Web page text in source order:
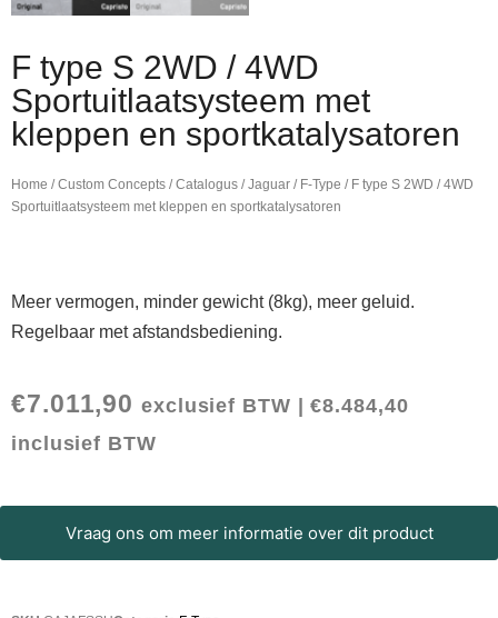
F type S 2WD / 4WD
Sportuitlaatsysteem met
kleppen en sportkatalysatoren
Home /Custom Concepts /Catalogus /Jaguar / F-Type / F type S 2WD / 4WD
Sportuitlaatsysteem met kleppen en sportkatalysatoren
Meer vermogen, minder gewicht (8kg), meer geluid.
Regelbaar met afstandsbediening.
€7.011,90 exclusief BTW |€8.484,40
inclusief BTW
Vraag ons om meer informatie over dit product